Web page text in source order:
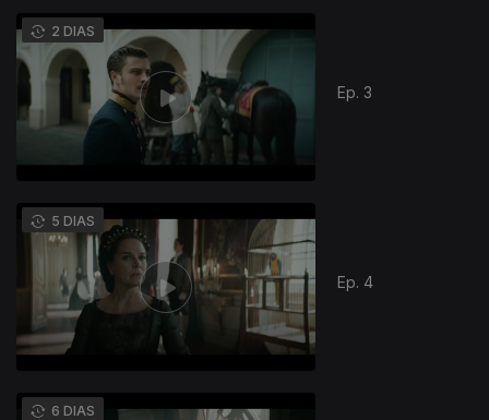
2 DIAS
Ep. 3
5 DIAS
Ep. 4
6 DIAS